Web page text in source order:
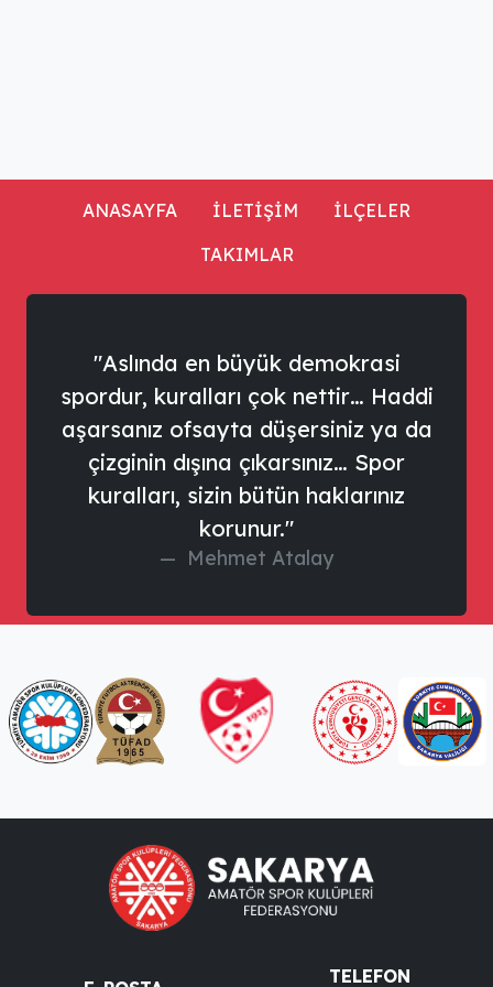
ANASAYFA İLETİŞİM
İLÇELER
TAKIMLAR
"Aslında en büyük demokrasi
spordur, kuralları çok nettir… Haddi
aşarsanız ofsayta düşersiniz ya da
çizginin dışına çıkarsınız… Spor
kuralları, sizin bütün haklarınız
korunur."
Mehmet Atalay
TELEFON